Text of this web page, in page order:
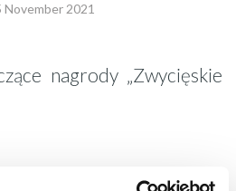
November 2021
nagrody „Zwycięskie